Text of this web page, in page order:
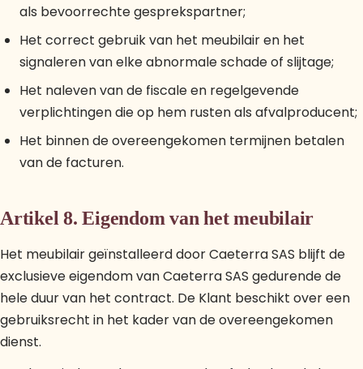
als bevoorrechte gesprekspartner;
Het correct gebruik van het meubilair en het
signaleren van elke abnormale schade of slijtage;
Het naleven van de fiscale en regelgevende
verplichtingen die op hem rusten als afvalproducent;
Het binnen de overeengekomen termijnen betalen
van de facturen.
Artikel 8. Eigendom van het meubilair
Het meubilair geïnstalleerd door Caeterra SAS blijft de
exclusieve eigendom van Caeterra SAS gedurende de
hele duur van het contract. De Klant beschikt over een
gebruiksrecht in het kader van de overeengekomen
dienst.